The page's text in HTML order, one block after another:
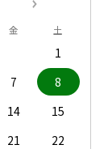
金 土
1
7
8
14
15
21
22